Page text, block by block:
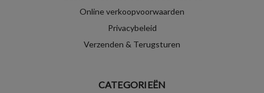
Online verkoopvoorwaarden
Privacybeleid
Verzenden & Terugsturen
CATEGORIEËN